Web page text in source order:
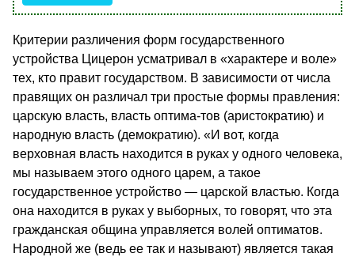
Критерии различения форм государственного
устройства Цицерон усматривал в «характере и воле»
тех, кто правит государством. В зависимости от числа
правящих он различал три простые формы правления:
царскую власть, власть оптима-тов (аристократию) и
народную власть (демократию). «И вот, когда
верховная власть находится в руках у одного человека,
мы называем этого одного царем, а такое
государственное устройство — царской властью. Когда
она находится в руках у выборных, то говорят, что эта
гражданская община управляется волей оптиматов.
Народной же (ведь ее так и называют) является такая